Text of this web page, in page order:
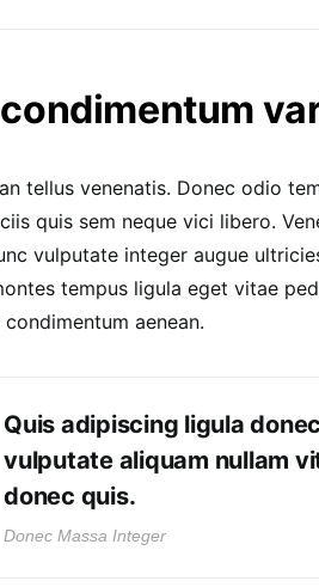
tellus venenatis. Donec odio
quis sem neque vici libero.
vulputate integer augue
tempus ligula eget vitae
aenean.
Quis adipiscing ligula
vulputate aliquam nullam
donec quis.
Donec Massa Integer